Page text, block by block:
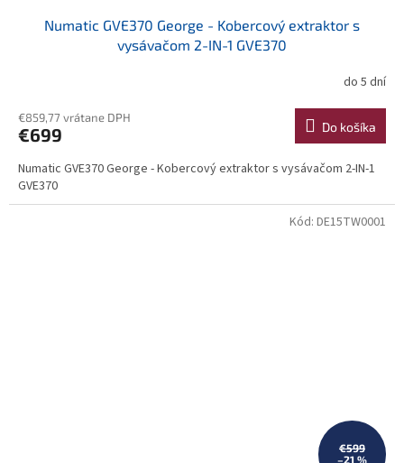
Numatic GVE370 George - Kobercový extraktor s
vysávačom 2-IN-1 GVE370
do 5 dní
€859,77 vrátane DPH
€699 Do košíka
Numatic GVE370 George - Kobercový extraktor s vysávačom 2-IN-1
GVE370
€599
–21 %
Kód: DE15TW0001